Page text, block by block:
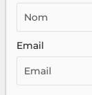
Email